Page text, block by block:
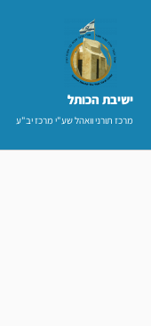
ישיבת הכותל​
מרכז תורני וואהל שע"י מרכז יב"ע